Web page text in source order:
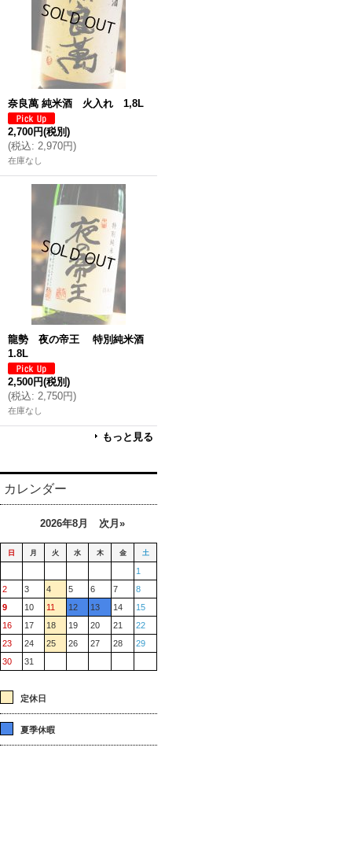
奈良萬 純米酒 火入れ 1,8L
2,700円(税別)
(税込: 2,970円)
在庫なし
龍勢 夜の帝王 特別純米酒
1.8L
2,500円(税別)
(税込: 2,750円)
在庫なし
もっと見る
カレンダー
2026年8月 次月»
日 月 火 水 木 金 土
1
2
3 4 5 6 7
8
9
10 11 12 13 14
15
16
17 18 19 20 21
22
23
24 25 26 27 28
29
30
31
定休日
夏季休暇